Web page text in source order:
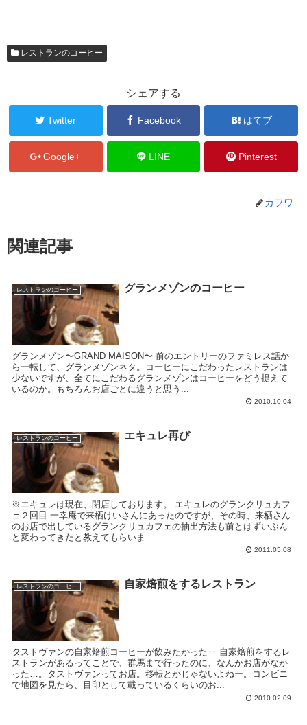
レストランのコーヒー
シェアする
Twitter Facebook はてブ
Google+ LINE Pinterest
カフワ
関連記事
レストランのコーヒー グランメゾンのコーヒー
グランメゾン〜GRAND MAISON〜 前のエントリーのファミレス話か
ら一転して、グランメゾンネタ。コーヒーにこだわったレストランは
少ないですが、全てにこだわるグランメゾンはコーヒーをどう捉えて
いるのか。もちろんお店ごとに違うと思う...
2010.10.04
レストランのコーヒー エキュレ再び
※エキュレは現在、閉店しております。 エキュレのグランクリュカフ
ェ２回目 一幸庵で来栖けいさんにあったのですが、その時、来栖さん
のお店で出しているグランクリュカフェの抽出方法も前とはずいぶん
と変わってきたと教えてもらいま...
2011.05.08
レストランのコーヒー 自家焙煎をするレストラン
タストヴァンの自家焙煎コーヒーが飲みたかった‥ 自家焙煎をするレ
ストランがあるってことで、群馬まで行ったのに、なんかお店がなか
った…。タストヴァンってお店。移転とかじゃないよねー。コンビニ
で地図を見たら、目印として載っているくらいのお...
2010.02.09